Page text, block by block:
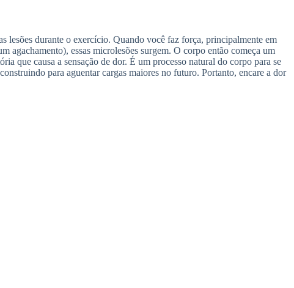
lesões durante o exercício. Quando você faz força, principalmente em
agachamento), essas microlesões surgem. O corpo então começa um
que causa a sensação de dor. É um processo natural do corpo para se
para aguentar cargas maiores no futuro. Portanto, encare a dor